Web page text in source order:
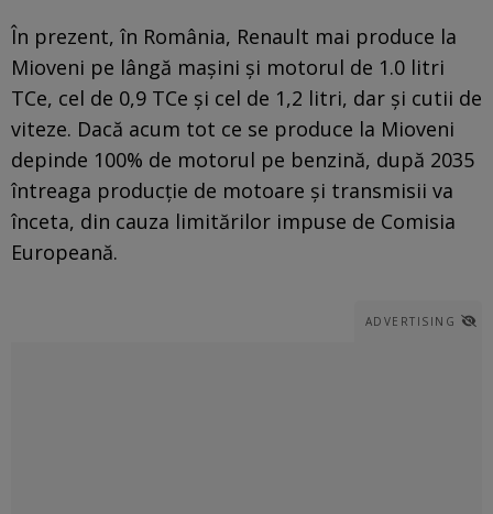
În prezent, în România, Renault mai produce la
Mioveni pe lângă maşini şi motorul de 1.0 litri
TCe, cel de 0,9 TCe şi cel de 1,2 litri, dar şi cutii de
viteze. Dacă acum tot ce se produce la Mioveni
depinde 100% de motorul pe benzină, după 2035
întreaga producţie de motoare şi transmisii va
înceta, din cauza limitărilor impuse de Comisia
Europeană.
ADVERTISING